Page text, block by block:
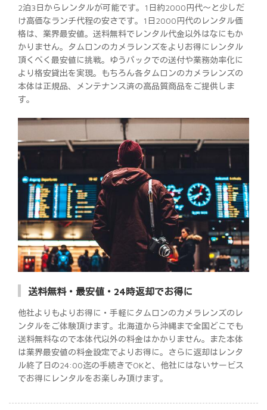
2泊3日からレンタルが可能です。1日約2000円代～と少しだ
け高価なランチ代程の安さです。1日2000円代のレンタル価
格は、業界最安値。送料無料でレンタル代金以外はなにもか
かりません。タムロンのカメラレンズをよりお得にレンタル
頂くべく最安値に挑戦。ゆうパックでの送付や業務効率化に
より格安貸出を実現。もちろん各タムロンのカメラレンズの
本体は正規品、メンテナンス済の高品質商品をご提供しま
す。
送料無料・最安値・24時返却でお得に
他社よりもよりお得に・手軽にタムロンのカメラレンズのレ
ンタルをご体験頂けます。北海道から沖縄まで全国どこでも
送料無料なので本体代以外の料金はかかりません。また本体
は業界最安値の料金設定でよりお得に。さらに返却はレンタ
ル終了日の24:00迄の手続きでOKと、他社にはないサービス
でお得にレンタルをお楽しみ頂けます。